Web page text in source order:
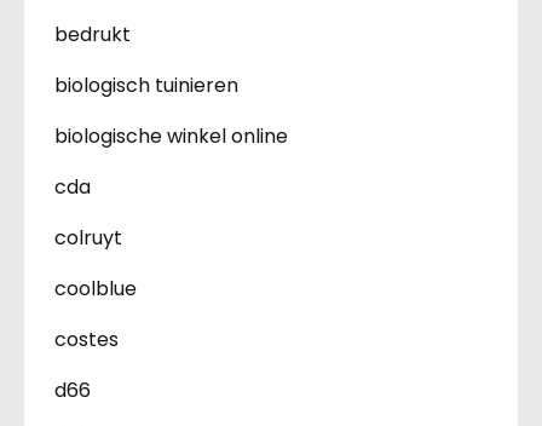
bedrukt
biologisch tuinieren
biologische winkel online
cda
colruyt
coolblue
costes
d66